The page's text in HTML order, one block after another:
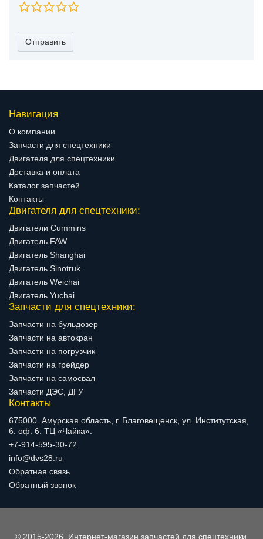
Отправить
Навигация
О компании
Запчасти для спецтехники
Двигателя для спецтехники
Доставка и оплата
Каталог запчастей
Контакты
Двигателя для спецтехники:
Двигатели Cummins
Двигатель FAW
Двигатель Shanghai
Двигатель Sinotruk
Двигатель Weichai
Двигатель Yuchai
Запчасти для спецтехники:
Запчасти на бульдозер
Запчасти на автокран
Запчасти на погрузчик
Запчасти на грейдер
Запчасти на самосвал
Запчасти ДЭС, ДГУ
Контакты
675000. Амурская область, г. Благовещенск, ул. Институтская,
6. оф. 6. ТЦ «Чайка».
+7-914-595-30-72
info@dvs28.ru
Обратная связь
Обратный звонок
© 2015-2026, Интернет-магазин запчастей для спецтехники.